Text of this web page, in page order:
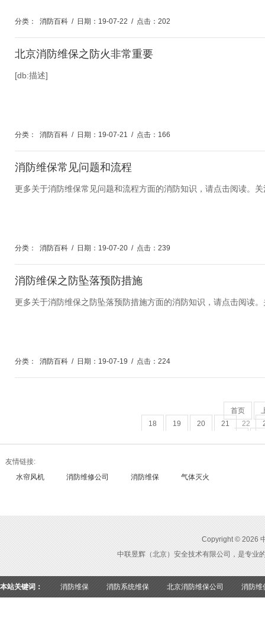
分类： 消防百科 / 日期：19-07-22 / 点击：202
北京消防维保之防火非常重要
[db:描述]
分类： 消防百科 / 日期：19-07-21 / 点击：166
消防维保常见问题和流程
更多关于消防维保常见问题和流程方面的消防知识，请点击阅读。
分类： 消防百科 / 日期：19-07-20 / 点击：239
消防维保之防坠落预防措施
更多关于消防维保之防坠落预防措施方面的消防知识，请点击阅读
分类： 消防百科 / 日期：19-07-19 / 点击：224
首页
18
19 20 21 22
友情链接:
水帘风机
消防维修公司 消防维保 气体灭火
Copyright © 2026
中联昱辉（北京）安全技术有限公司，是专业
本站关键词： 消防维保 消防系统维保 北京消防维保公司 消防维